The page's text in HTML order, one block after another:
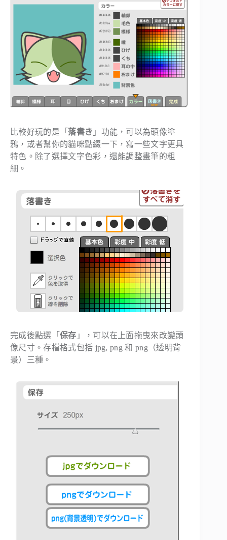
比較好玩的是「落書き 」功能，可以為頭像塗
鴉，或者幫你的貓咪點綴一下，寫一些文字更具
特色。除了選擇文字色彩，還能調整畫筆的粗
細。
完成後點選「 保存 」，可以在上面拖曳來改變頭
像尺寸。存檔格式包括 jpg, png 和 png（透明背
景）三種。